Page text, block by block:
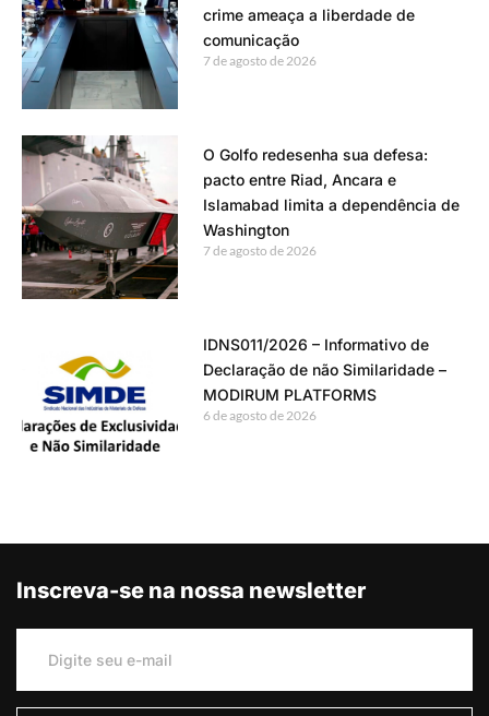
crime ameaça a liberdade de
comunicação
7 de agosto de 2026
O Golfo redesenha sua defesa:
pacto entre Riad, Ancara e
Islamabad limita a dependência de
Washington
7 de agosto de 2026
IDNS011/2026 – Informativo de
Declaração de não Similaridade –
MODIRUM PLATFORMS
6 de agosto de 2026
Inscreva-se na nossa newsletter